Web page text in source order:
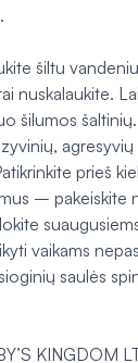
šiltu
nuskalaukite.
šilumos
prieš
– pakeiskite
vaikams
saulės
KINGDOM